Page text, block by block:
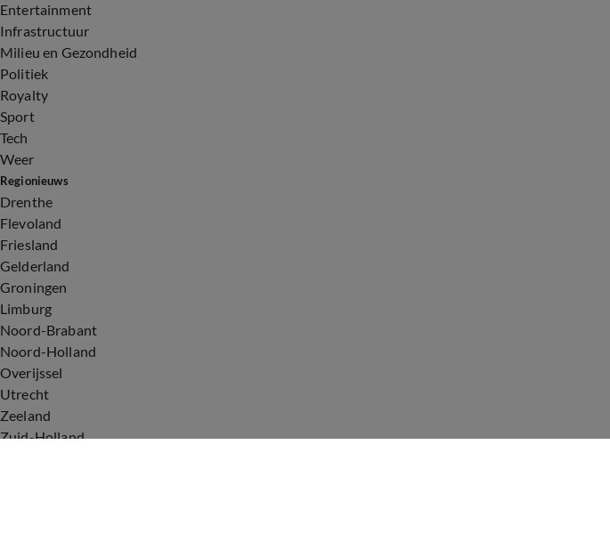
Entertainment
Infrastructuur
Milieu en Gezondheid
Politiek
Royalty
Sport
Tech
Weer
Regionieuws
Drenthe
Flevoland
Friesland
Gelderland
Groningen
Limburg
Noord-Brabant
Noord-Holland
Overijssel
Utrecht
Zeeland
Zuid-Holland